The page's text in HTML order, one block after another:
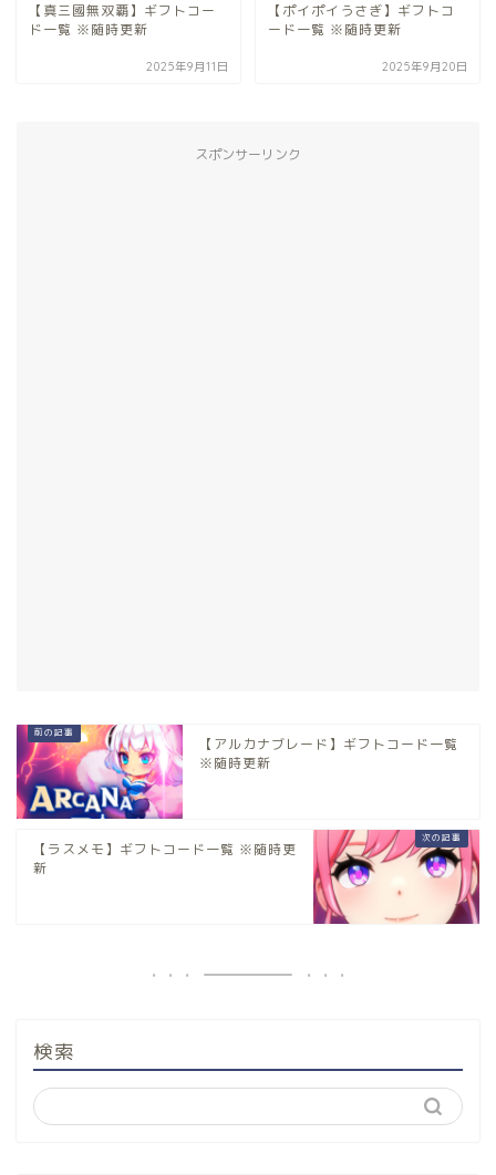
【真三國無双覇】ギフトコー
ド一覧 ※随時更新
2025年9月11日
【ポイポイうさぎ】ギフトコ
ード一覧 ※随時更新
2025年9月20日
スポンサーリンク
【アルカナブレード】ギフトコード一覧
※随時更新
【ラスメモ】ギフトコード一覧 ※随時更
新
検索